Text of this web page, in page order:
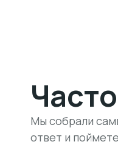
Мы собрали
ответ и